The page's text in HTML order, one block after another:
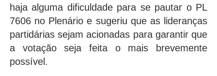
haja alguma dificuldade para se pautar o PL
7606 no Plenário e sugeriu que as lideranças
partidárias sejam acionadas para garantir que
a votação seja feita o mais brevemente
possível.